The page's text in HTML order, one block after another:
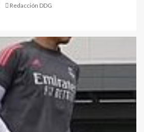
Redacción DDG